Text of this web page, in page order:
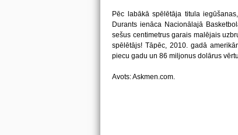
Pēc labākā spēlētāja titula
Durants ienāca Nacionālajā
sešus centimetrus garais malējais
spēlētājs! Tāpēc, 2010. gadā
piecu gadu un 86 miljonus dolārus
Avots: Askmen.com.